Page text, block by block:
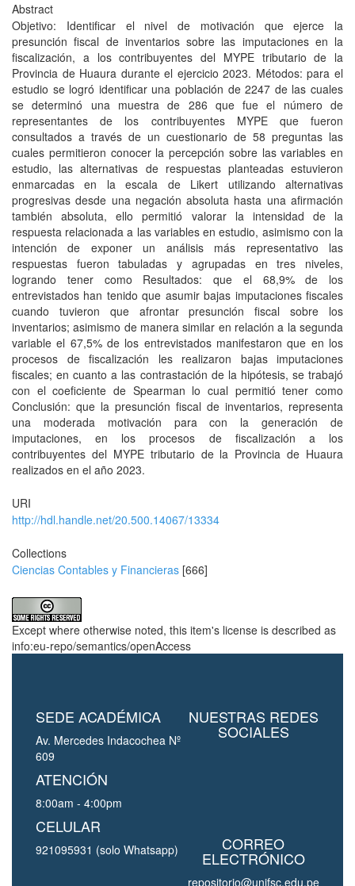
Abstract
Objetivo: Identificar el nivel de motivación que ejerce la
presunción fiscal de inventarios sobre las imputaciones en la
fiscalización, a los contribuyentes del MYPE tributario de la
Provincia de Huaura durante el ejercicio 2023. Métodos: para el
estudio se logró identificar una población de 2247 de las cuales
se determinó una muestra de 286 que fue el número de
representantes de los contribuyentes MYPE que fueron
consultados a través de un cuestionario de 58 preguntas las
cuales permitieron conocer la percepción sobre las variables en
estudio, las alternativas de respuestas planteadas estuvieron
enmarcadas en la escala de Likert utilizando alternativas
progresivas desde una negación absoluta hasta una afirmación
también absoluta, ello permitió valorar la intensidad de la
respuesta relacionada a las variables en estudio, asimismo con la
intención de exponer un análisis más representativo las
respuestas fueron tabuladas y agrupadas en tres niveles,
logrando tener como Resultados: que el 68,9% de los
entrevistados han tenido que asumir bajas imputaciones fiscales
cuando tuvieron que afrontar presunción fiscal sobre los
inventarios; asimismo de manera similar en relación a la segunda
variable el 67,5% de los entrevistados manifestaron que en los
procesos de fiscalización les realizaron bajas imputaciones
fiscales; en cuanto a las contrastación de la hipótesis, se trabajó
con el coeficiente de Spearman lo cual permitió tener como
Conclusión: que la presunción fiscal de inventarios, representa
una moderada motivación para con la generación de
imputaciones, en los procesos de fiscalización a los
contribuyentes del MYPE tributario de la Provincia de Huaura
realizados en el año 2023.
URI
http://hdl.handle.net/20.500.14067/13334
Collections
Ciencias Contables y Financieras [666]
Except where otherwise noted, this item's license is described as
info:eu-repo/semantics/openAccess
SEDE ACADÉMICA
Av. Mercedes Indacochea Nº
609
ATENCIÓN
8:00am - 4:00pm
CELULAR
921095931 (solo Whatsapp)
NUESTRAS REDES
SOCIALES
CORREO
ELECTRÓNICO
repositorio@unjfsc.edu.pe